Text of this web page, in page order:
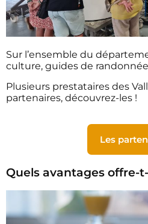
Sur l’ensemble du
culture, guides de
Plusieurs prestataires des
partenaires, découvrez-les !
Les
Quels avantages offre-